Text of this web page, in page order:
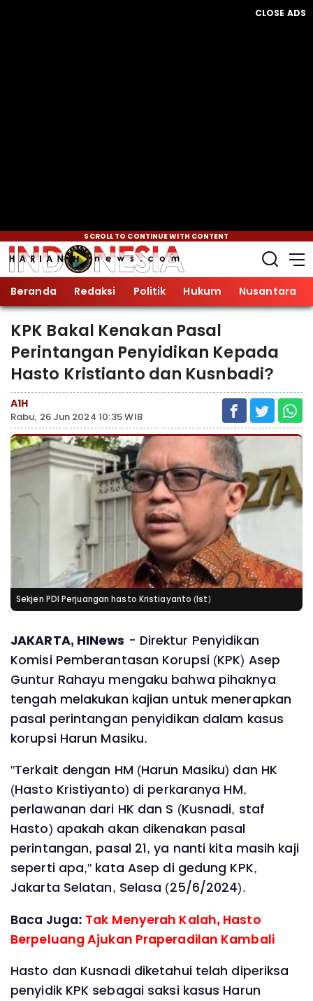
CLOSE ADS
SCROLL TO CONTINUE WITH CONTENT
Beranda Redaksi Politik Hukum Nusantara
KPK Bakal Kenakan Pasal
Perintangan Penyidikan Kepada
Hasto Kristianto dan Kusnbadi?
A1H
Rabu, 26 Jun 2024 10:35 WIB
Sekjen PDI Perjuangan hasto Kristiayanto (Ist)
JAKARTA, HINews - Direktur Penyidikan
Komisi Pemberantasan Korupsi (KPK) Asep
Guntur Rahayu mengaku bahwa pihaknya
tengah melakukan kajian untuk menerapkan
pasal perintangan penyidikan dalam kasus
korupsi Harun Masiku.
"Terkait dengan HM (Harun Masiku) dan HK
(Hasto Kristiyanto) di perkaranya HM,
perlawanan dari HK dan S (Kusnadi, staf
Hasto) apakah akan dikenakan pasal
perintangan, pasal 21, ya nanti kita masih kaji
seperti apa," kata Asep di gedung KPK,
Jakarta Selatan, Selasa (25/6/2024).
Baca Juga: Tak Menyerah Kalah, Hasto
Berpeluang Ajukan Praperadilan Kambali
Hasto dan Kusnadi diketahui telah diperiksa
penyidik KPK sebagai saksi kasus Harun